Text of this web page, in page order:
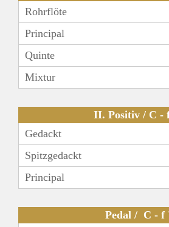
Rohrflöte
Principal
Quinte
Mixtur
II. Positiv / C -
Gedackt
Spitzgedackt
Principal
Pedal / C - f